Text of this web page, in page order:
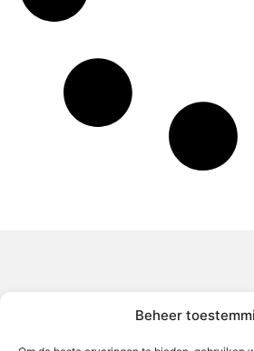
Beheer
Jouw gids voor inspiratie en tips uit
Ontdek een brede verzameling blogs
om het meeste uit elke dag te halen,